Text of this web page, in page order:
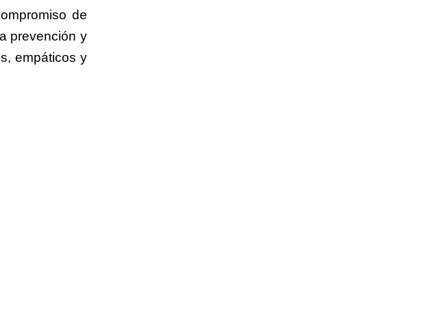
de
prevención y
empáticos y